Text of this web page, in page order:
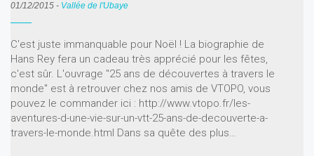
01/12/2015 - Vallée de l'Ubaye
C'est juste immanquable pour Noël ! La biographie de
Hans Rey fera un cadeau très apprécié pour les fêtes,
c'est sûr. L'ouvrage "25 ans de découvertes à travers le
monde" est à retrouver chez nos amis de VTOPO, vous
pouvez le commander ici : http://www.vtopo.fr/les-
aventures-d-une-vie-sur-un-vtt-25-ans-de-decouverte-a-
travers-le-monde.html Dans sa quête des plus…